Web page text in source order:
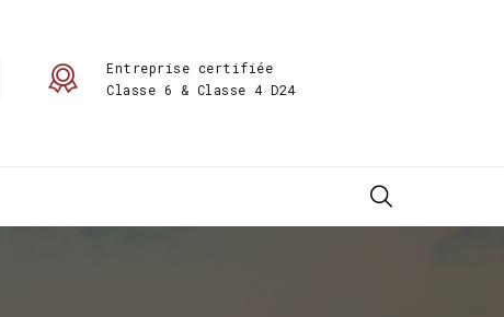
Entreprise certifiée
Classe 6 & Classe 4 D24